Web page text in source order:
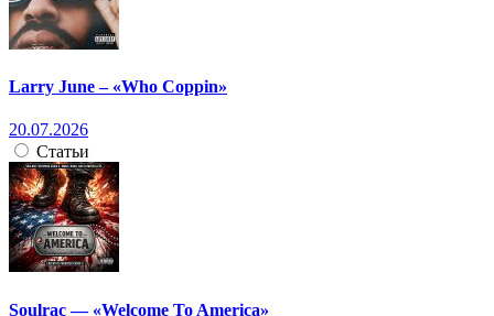
Larry June – «Who Coppin»
20.07.2026
Статьи
Soulrac — «Welcome To America»